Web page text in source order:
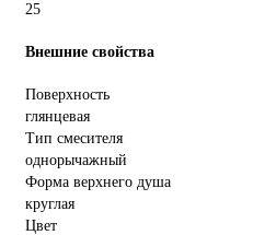
25
Внешние свойства
Поверхность
глянцевая
Тип смесителя
однорычажный
Форма верхнего душа
круглая
Цвет